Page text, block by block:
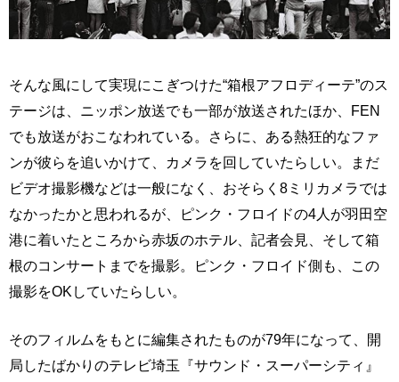
そんな風にして実現にこぎつけた“箱根アフロディーテ”のス
テージは、ニッポン放送でも一部が放送されたほか、FEN
でも放送がおこなわれている。さらに、ある熱狂的なファ
ンが彼らを追いかけて、カメラを回していたらしい。まだ
ビデオ撮影機などは一般になく、おそらく8ミリカメラでは
なかったかと思われるが、ピンク・フロイドの4人が羽田空
港に着いたところから赤坂のホテル、記者会見、そして箱
根のコンサートまでを撮影。ピンク・フロイド側も、この
撮影をOKしていたらしい。
そのフィルムをもとに編集されたものが79年になって、開
局したばかりのテレビ埼玉『サウンド・スーパーシティ』